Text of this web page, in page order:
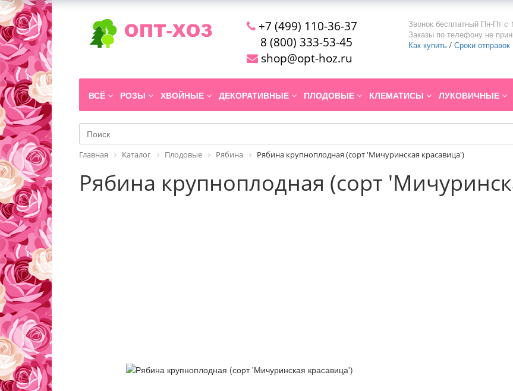
+7 (499) 110-36-37
8 (800) 333-53-45
shop@opt-hoz.ru
Звонок бесплатный Пн-Пт с
Заказы по телефону не
Как купить / Сроки отправок
ВСЁ РОЗЫ ХВОЙНЫЕ ДЕКОРАТИВНЫЕ ПЛОДОВЫЕ КЛЕМАТИСЫ ЛУКОВИЧНЫЕ
Главная Каталог Плодовые Рябина Рябина крупноплодная (сорт 'Мичуринская красавица')
Рябина крупноплодная (сорт